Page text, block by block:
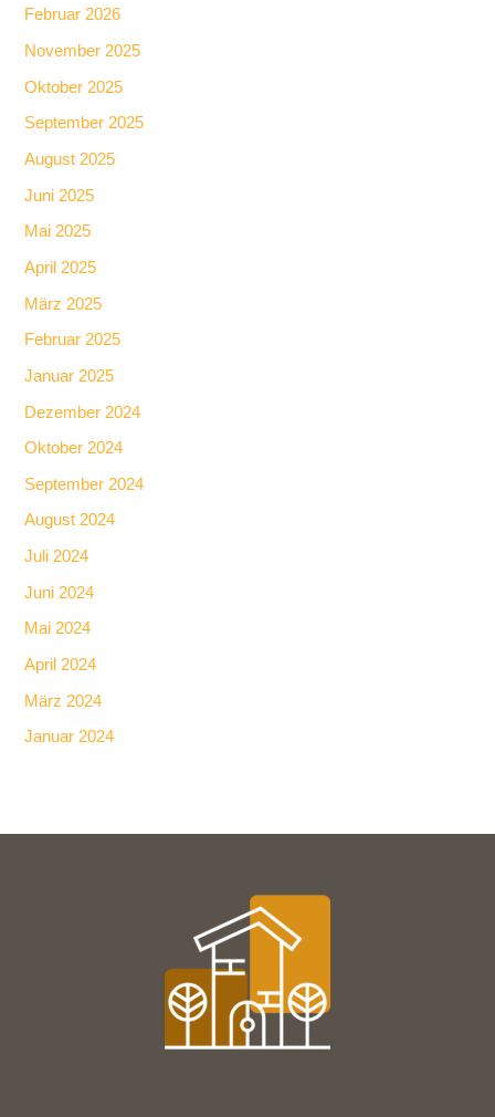
Februar 2026
November 2025
Oktober 2025
September 2025
August 2025
Juni 2025
Mai 2025
April 2025
März 2025
Februar 2025
Januar 2025
Dezember 2024
Oktober 2024
September 2024
August 2024
Juli 2024
Juni 2024
Mai 2024
April 2024
März 2024
Januar 2024